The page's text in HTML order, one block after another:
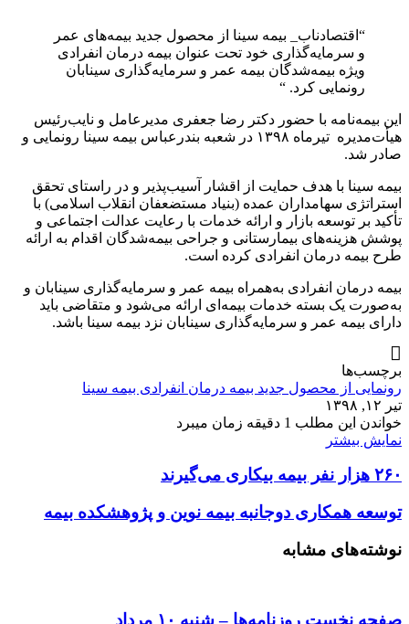
“اقتصادناب_ بیمه سینا از محصول جدید بیمه‌های عمر
و سرمایه‌گذاری خود تحت عنوان بیمه درمان انفرادی
ویژه بیمه‌شدگان بیمه عمر و سرمایه‌گذاری سینابان
رونمایی کرد. “
این بیمه‌نامه با حضور دکتر رضا جعفری مدیرعامل و نایب‌رئیس
هیأت‌مدیره تیرماه ۱۳۹۸ در شعبه بندرعباس بیمه سینا رونمایی و
صادر شد.
بیمه سینا با هدف حمایت از اقشار آسیب‌پذیر و در راستای تحقق
استراتژی سهامداران عمده (بنیاد مستضعفان انقلاب اسلامی) با
تأکید بر توسعه بازار و ارائه خدمات با رعایت عدالت اجتماعی و
پوشش هزینه‌های بیمارستانی و جراحی بیمه‌شدگان اقدام به ارائه
طرح بیمه درمان انفرادی کرده است.
بیمه درمان انفرادی به‌همراه بیمه عمر و سرمایه‌گذاری سینابان و
به‌صورت یک بسته خدمات بیمه‌ای ارائه می‌شود و متقاضی باید
دارای بیمه عمر و سرمایه‌گذاری سینابان نزد بیمه سینا باشد.
برچسب‌ها
رونمایی از محصول جدید بیمه درمان انفرادی بیمه سینا
تیر ۱۲, ۱۳۹۸
خواندن این مطلب 1 دقیقه زمان میبرد
نمایش بیشتر
۲۶۰ هزار نفر بیمه بیکاری می‌گیرند
توسعه همکاری دوجانبه بیمه نوین و پژوهشکده بیمه
نوشته‌های مشابه